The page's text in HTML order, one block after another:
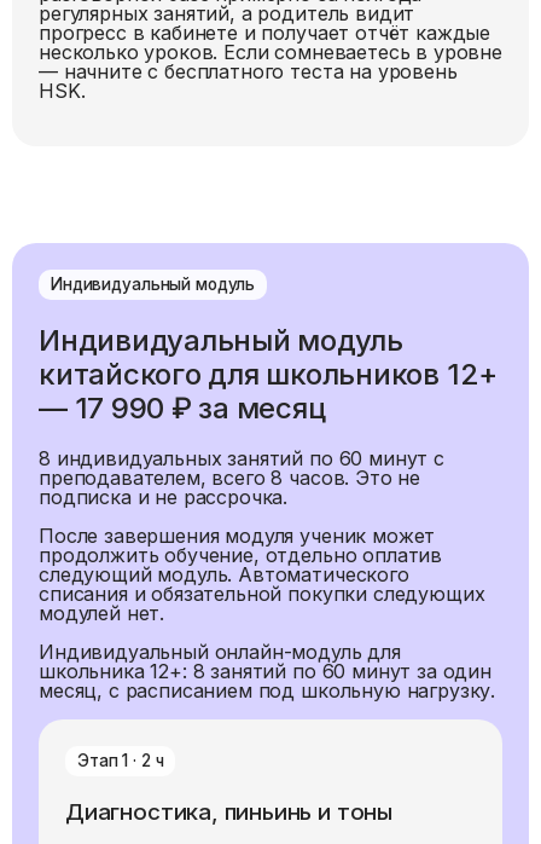
регулярных занятий, а родитель видит
прогресс в кабинете и получает отчёт каждые
несколько уроков. Если сомневаетесь в уровне
— начните с бесплатного теста на уровень
HSK.
Индивидуальный модуль
Индивидуальный модуль
китайского для школьников 12+
— 17 990 ₽ за месяц
8 индивидуальных занятий по 60 минут с
преподавателем, всего 8 часов. Это не
подписка и не рассрочка.
После завершения модуля ученик может
продолжить обучение, отдельно оплатив
следующий модуль. Автоматического
списания и обязательной покупки следующих
модулей нет.
Индивидуальный онлайн-модуль для
школьника 12+: 8 занятий по 60 минут за один
месяц, с расписанием под школьную нагрузку.
Этап1 · 2ч
Диагностика, пиньинь и тоны